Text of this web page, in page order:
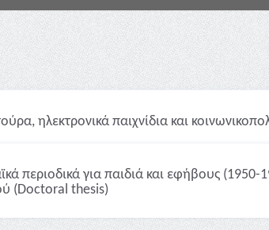
ηλεκτρονικά παιχνίδια και
περιοδικά για παιδιά και εφήβους
(Doctoral thesis)